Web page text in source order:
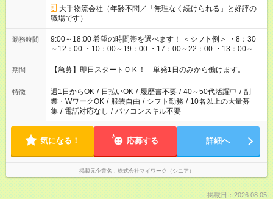
大手物流会社（年齢不問／「無理なく続けられる」と好評の
職場です）
勤務時間
9:00～18:00 希望の時間帯を選べます！ ＜シフト例＞ ・8：30
～12：00 ・10：00～19：00 ・17：00～22：00 ・13：00～
22：00 ・22：00～翌6：00 など
期間 【急募】即日スタートＯＫ！ 単発1日のみから働けます。
特徴 週1日からOK / 日払いOK / 履歴書不要 / 40～50代活躍中 / 副
業・WワークOK / 服装自由 / シフト勤務 / 10名以上の大量募
集 / 電話対応なし / パソコンスキル不要
気になる！ 応募する 詳細へ
掲載元企業名 株式会社マイワーク（シニア）
掲載日：2026.08.05